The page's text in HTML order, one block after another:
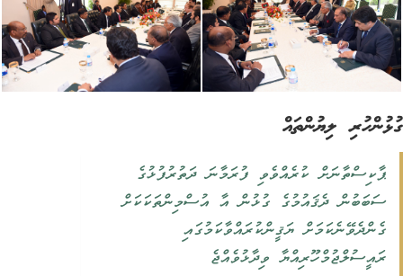
ލިޔުންތައް
‏ޕާކިސްތާނަށް ކުރެއްވެވި ފުރަމާނަ ދަތުރުފުޅުގެ
ސަބަބުން ދެޤައުމުގެ ގުޅުން ‏‏އާ އުސްމިންތަކަކަށް
ގެންދެވޭނެކަމަށް ޔަޤީންކުރައްވާކަމުގައި
‏‏ރައީސުލްޖުމްހޫރިއްޔާ ވިދާޅުވެއްޖެ‏